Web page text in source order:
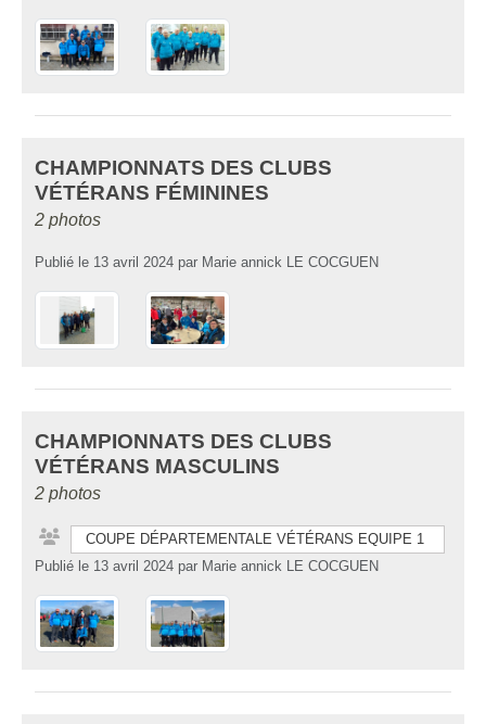
CHAMPIONNATS DES CLUBS
VÉTÉRANS FÉMININES
2 photos
Publié le 13 avril 2024 par Marie annick LE COCGUEN
CHAMPIONNATS DES CLUBS
VÉTÉRANS MASCULINS
2 photos
COUPE DÉPARTEMENTALE VÉTÉRANS EQUIPE 1
Publié le 13 avril 2024 par Marie annick LE COCGUEN